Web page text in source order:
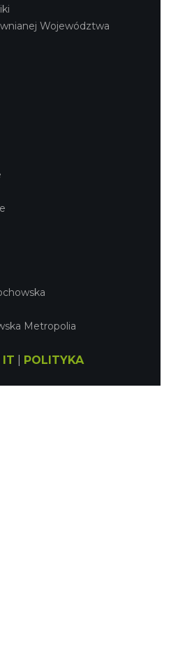
Województwa
Metropolia
IT
POLITYKA